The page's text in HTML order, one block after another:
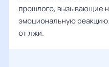
прошлого, вызывающие
эмоциональную
от лжи.